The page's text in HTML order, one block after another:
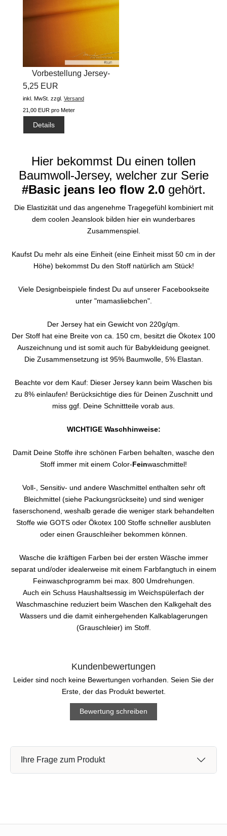
Vorbestellung Jersey-
5,25 EUR
inkl. MwSt. zzgl. Versand
21,00 EUR pro Meter
Details
Hier bekommst Du einen tollen
Baumwoll-Jersey, welcher zur Serie
#Basic jeans leo flow 2.0gehört.
Die Elastizität und das angenehme Tragegefühl kombiniert mit
dem coolen Jeanslook bilden hier ein wunderbares
Zusammenspiel.
Kaufst Du mehr als eine Einheit (eine Einheit misst 50 cm in der
Höhe) bekommst Du den Stoff natürlich am Stück!
Viele Designbeispiele findest Du auf unserer Facebookseite
unter "mamasliebchen".
Der Jersey hat ein Gewicht von 220g/qm.
Der Stoff hat eine Breite von ca. 150 cm, besitzt die Ökotex 100
Auszeichnung und ist somit auch für Babykleidung geeignet.
Die Zusammensetzung ist 95% Baumwolle, 5% Elastan.
Beachte vor dem Kauf: Dieser Jersey kann beim Waschen bis
zu 8% einlaufen! Berücksichtige dies für Deinen Zuschnitt und
miss ggf. Deine Schnittteile vorab aus.
WICHTIGE Waschhinweise:
Damit Deine Stoffe ihre schönen Farben behalten, wasche den
Stoff immer mit einem Color-Feinwaschmittel!
Voll-, Sensitiv- und andere Waschmittel enthalten sehr oft
Bleichmittel (siehe Packungsrückseite) und sind weniger
faserschonend, weshalb gerade die weniger stark behandelten
Stoffe wie GOTS oder Ökotex 100 Stoffe schneller ausbluten
oder einen Grauschleiher bekommen können.
Wasche die kräftigen Farben bei der ersten Wäsche immer
separat und/oder idealerweise mit einem Farbfangtuch in einem
Feinwaschprogramm bei max. 800 Umdrehungen.
Auch ein Schuss Haushaltsessig im Weichspülerfach der
Waschmaschine reduziert beim Waschen den Kalkgehalt des
Wassers und die damit einhergehenden Kalkablagerungen
(Grauschleier) im Stoff.
Kundenbewertungen
Leider sind noch keine Bewertungen vorhanden. Seien Sie der
Erste, der das Produkt bewertet.
Bewertung schreiben
Ihre Frage zum Produkt